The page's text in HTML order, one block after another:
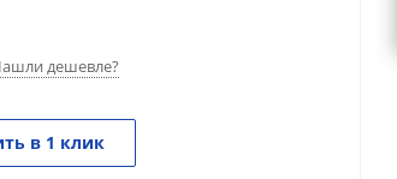
дешевле?
в 1 клик